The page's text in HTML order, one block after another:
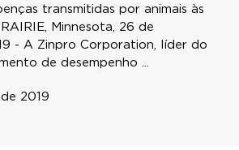
transmitidas por animais às
Minnesota, 26 de
- A Zinpro Corporation, líder do
de desempenho ...
2019